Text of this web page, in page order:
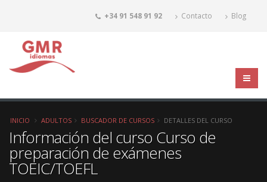
+34 91 548 91 92 Contacto Blog
INICIO ADULTOS BUSCADOR DE CURSOS DETALLES DEL CURSO
Información del curso Curso de
preparación de exámenes
TOEIC/TOEFL